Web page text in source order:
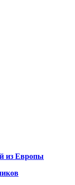
из Европы